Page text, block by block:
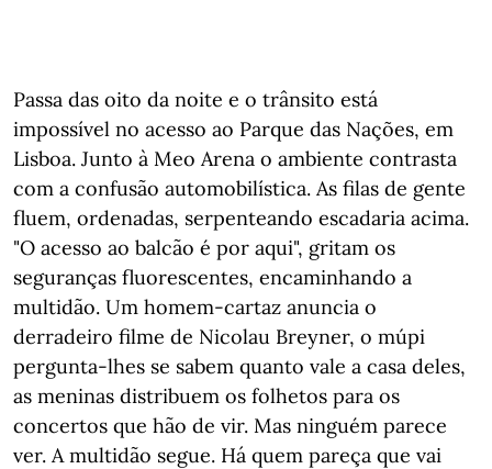
Passa das oito da noite e o trânsito está
impossível no acesso ao Parque das Nações, em
Lisboa. Junto à Meo Arena o ambiente contrasta
com a confusão automobilística. As filas de gente
fluem, ordenadas, serpenteando escadaria acima.
"O acesso ao balcão é por aqui", gritam os
seguranças fluorescentes, encaminhando a
multidão. Um homem-cartaz anuncia o
derradeiro filme de Nicolau Breyner, o múpi
pergunta-lhes se sabem quanto vale a casa deles,
as meninas distribuem os folhetos para os
concertos que hão de vir. Mas ninguém parece
ver. A multidão segue. Há quem pareça que vai